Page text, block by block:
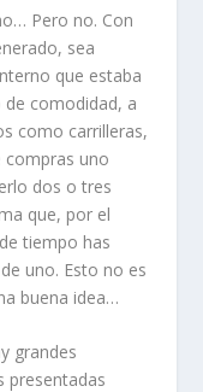
Pero no. Con
sea
que estaba
comodidad, a
como carrilleras,
compras uno
dos o tres
que, por el
tiempo has
uno. Esto no es
buena idea…
grandes
presentadas